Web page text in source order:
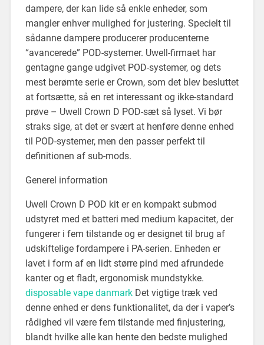
dampere, der kan lide så enkle enheder, som
mangler enhver mulighed for justering. Specielt til
sådanne dampere producerer producenterne
“avancerede” POD-systemer. Uwell-firmaet har
gentagne gange udgivet POD-systemer, og dets
mest berømte serie er Crown, som det blev besluttet
at fortsætte, så en ret interessant og ikke-standard
prøve – Uwell Crown D POD-sæt så lyset. Vi bør
straks sige, at det er svært at henføre denne enhed
til POD-systemer, men den passer perfekt til
definitionen af sub-mods.
Generel information
Uwell Crown D POD kit er en kompakt submod
udstyret med et batteri med medium kapacitet, der
fungerer i fem tilstande og er designet til brug af
udskiftelige fordampere i PA-serien. Enheden er
lavet i form af en lidt større pind med afrundede
kanter og et fladt, ergonomisk mundstykke.
disposable vape danmarkDet vigtige træk ved
denne enhed er dens funktionalitet, da der i vaper’s
rådighed vil være fem tilstande med finjustering,
blandt hvilke alle kan hente den bedste mulighed